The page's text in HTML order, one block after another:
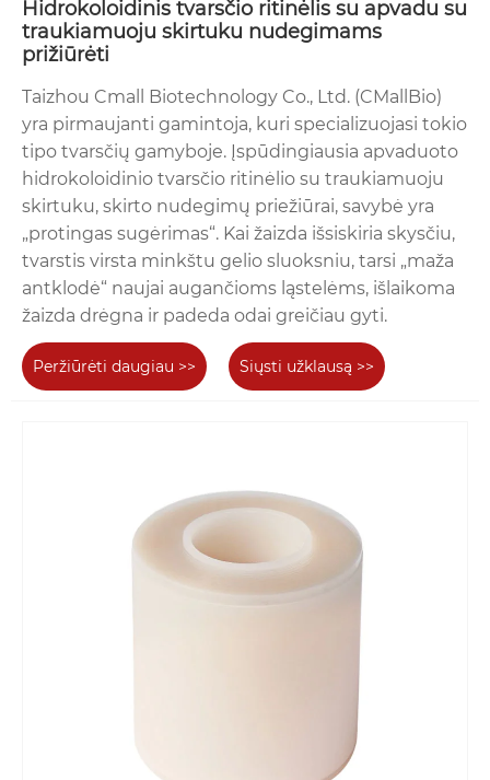
Hidrokoloidinis tvarsčio ritinėlis su apvadu su
traukiamuoju skirtuku nudegimams
prižiūrėti
Taizhou Cmall Biotechnology Co., Ltd. (CMallBio)
yra pirmaujanti gamintoja, kuri specializuojasi tokio
tipo tvarsčių gamyboje. Įspūdingiausia apvaduoto
hidrokoloidinio tvarsčio ritinėlio su traukiamuoju
skirtuku, skirto nudegimų priežiūrai, savybė yra
„protingas sugėrimas“. Kai žaizda išsiskiria skysčiu,
tvarstis virsta minkštu gelio sluoksniu, tarsi „maža
antklodė“ naujai augančioms ląstelėms, išlaikoma
žaizda drėgna ir padeda odai greičiau gyti.
Peržiūrėti daugiau >> Siųsti užklausą >>